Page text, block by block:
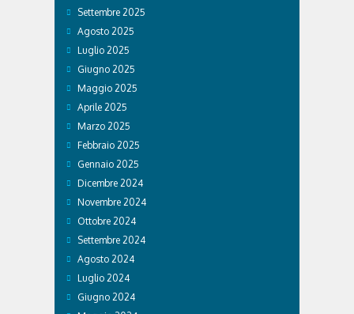
Settembre 2025
Agosto 2025
Luglio 2025
Giugno 2025
Maggio 2025
Aprile 2025
Marzo 2025
Febbraio 2025
Gennaio 2025
Dicembre 2024
Novembre 2024
Ottobre 2024
Settembre 2024
Agosto 2024
Luglio 2024
Giugno 2024